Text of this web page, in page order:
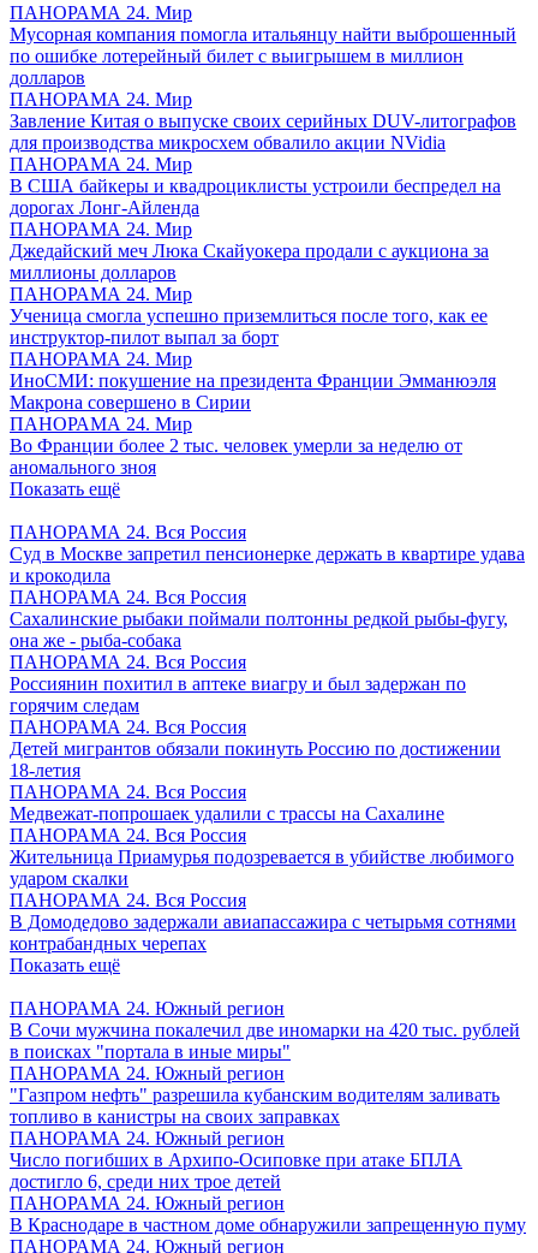
ПАНОРАМА 24. Мир
Мусорная компания помогла итальянцу найти выброшенный
по ошибке лотерейный билет с выигрышем в миллион
долларов
ПАНОРАМА 24. Мир
Завление Китая о выпуске своих серийных DUV-литографов
для производства микросхем обвалило акции NVidia
ПАНОРАМА 24. Мир
В США байкеры и квадроциклисты устроили беспредел на
дорогах Лонг-Айленда
ПАНОРАМА 24. Мир
Джедайский меч Люка Скайуокера продали с аукциона за
миллионы долларов
ПАНОРАМА 24. Мир
Ученица смогла успешно приземлиться после того, как ее
инструктор-пилот выпал за борт
ПАНОРАМА 24. Мир
ИноСМИ: покушение на президента Франции Эмманюэля
Макрона совершено в Сирии
ПАНОРАМА 24. Мир
Во Франции более 2 тыс. человек умерли за неделю от
аномального зноя
Показать ещё
ПАНОРАМА 24. Вся Россия
Суд в Москве запретил пенсионерке держать в квартире удава
и крокодила
ПАНОРАМА 24. Вся Россия
Сахалинские рыбаки поймали полтонны редкой рыбы-фугу,
она же - рыба-собака
ПАНОРАМА 24. Вся Россия
Россиянин похитил в аптеке виагру и был задержан по
горячим следам
ПАНОРАМА 24. Вся Россия
Детей мигрантов обязали покинуть Россию по достижении
18-летия
ПАНОРАМА 24. Вся Россия
Медвежат-попрошаек удалили с трассы на Сахалине
ПАНОРАМА 24. Вся Россия
Жительница Приамурья подозревается в убийстве любимого
ударом скалки
ПАНОРАМА 24. Вся Россия
В Домодедово задержали авиапассажира с четырьмя сотнями
контрабандных черепах
Показать ещё
ПАНОРАМА 24. Южный регион
В Сочи мужчина покалечил две иномарки на 420 тыс. рублей
в поисках "портала в иные миры"
ПАНОРАМА 24. Южный регион
"Газпром нефть" разрешила кубанским водителям заливать
топливо в канистры на своих заправках
ПАНОРАМА 24. Южный регион
Число погибших в Архипо-Осиповке при атаке БПЛА
достигло 6, среди них трое детей
ПАНОРАМА 24. Южный регион
В Краснодаре в частном доме обнаружили запрещенную пуму
ПАНОРАМА 24. Южный регион